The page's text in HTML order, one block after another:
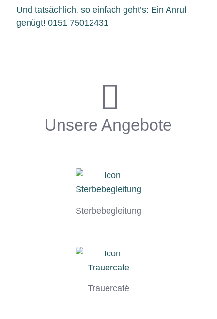
Und tatsächlich, so einfach geht’s: Ein Anruf
genügt! 0151 75012431
Unsere Angebote
Sterbebegleitung
Trauercafé